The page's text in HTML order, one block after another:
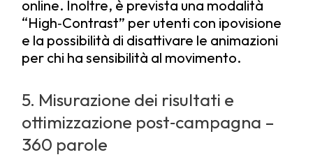
online. Inoltre, è prevista una modalità
“High‑Contrast” per utenti con ipovisione
e la possibilità di disattivare le animazioni
per chi ha sensibilità al movimento.
5. Misurazione dei risultati e
ottimizzazione post‑campagna –
360 parole